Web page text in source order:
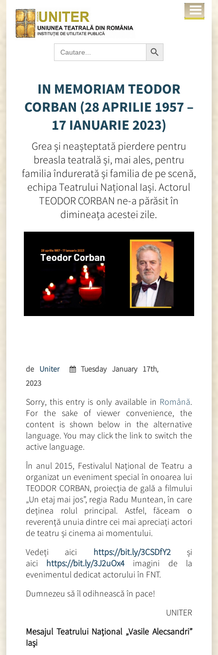
Search
for:
Search Button
IN MEMORIAM TEODOR
CORBAN (28 APRILIE 1957 –
17 IANUARIE 2023)
Grea și neașteptată pierdere pentru
breasla teatrală și, mai ales, pentru
familia îndurerată și familia de pe scenă,
echipa Teatrului Național Iași. Actorul
TEODOR CORBAN ne-a părăsit în
dimineața acestei zile.
de Uniter
Tuesday January 17th,
2023
Sorry, this entry is only available in Română.
For the sake of viewer convenience, the
content is shown below in the alternative
language. You may click the link to switch the
active language.
În anul 2015, Festivalul Național de Teatru a
organizat un eveniment special în onoarea lui
TEODOR CORBAN, proiecția de gală a filmului
„Un etaj mai jos”, regia Radu Muntean, în care
deținea rolul principal. Astfel, făceam o
reverență unuia dintre cei mai apreciați actori
de teatru și cinema ai momentului.
Vedeți aici https://bit.ly/3CSDfY2și
aici https://bit.ly/3J2uOx4 imagini de la
evenimentul dedicat actorului în FNT.
Dumnezeu să îl odihnească în pace!
UNITER
Mesajul Teatrului Național „Vasile Alecsandri”
Iași